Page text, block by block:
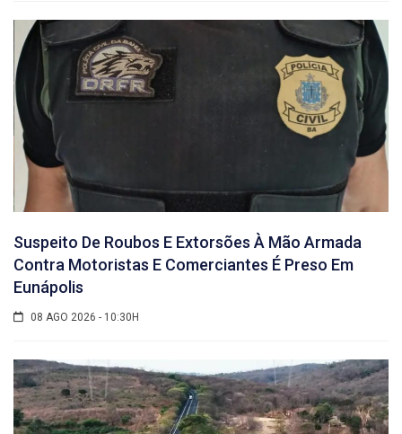
Suspeito De Roubos E Extorsões À Mão Armada
Contra Motoristas E Comerciantes É Preso Em
Eunápolis
08 AGO 2026 - 10:30H